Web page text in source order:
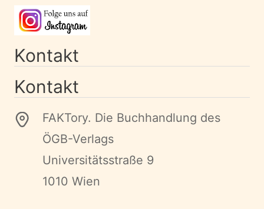
Kontakt
Kontakt
FAKTory. Die Buchhandlung des
ÖGB-Verlags
Universitätsstraße 9
1010 Wien